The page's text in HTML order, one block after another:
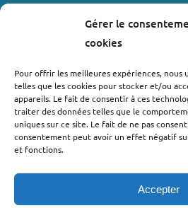
Gérer le
cookies
Pour offrir les meilleures expériences, nous
telles que les cookies pour stocker et/ou
appareils. Le fait de consentir à ces
traiter des données telles que le
uniques sur ce site. Le fait de ne pas
consentement peut avoir un effet négatif
et fonctions.
Accepter
Où nous
Bollène
Nyons
Valréas
Lachapelle-sous-